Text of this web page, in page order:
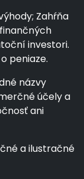
Zahŕňa
investori.
peniaze.
názvy
účely a
ani
a ilustračné